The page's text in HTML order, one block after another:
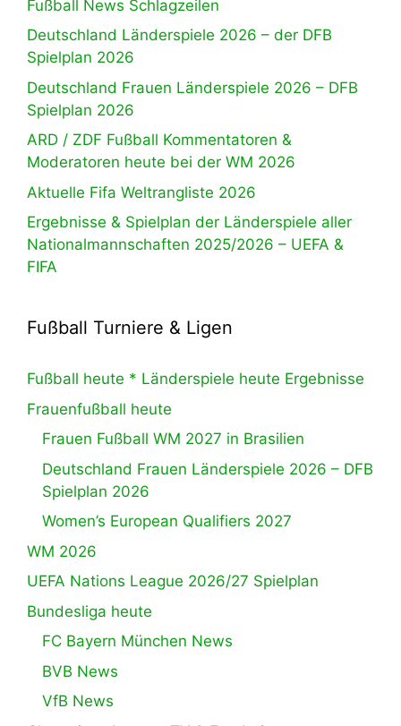
Fußball News Schlagzeilen
Deutschland Länderspiele 2026 – der DFB
Spielplan 2026
Deutschland Frauen Länderspiele 2026 – DFB
Spielplan 2026
ARD / ZDF Fußball Kommentatoren &
Moderatoren heute bei der WM 2026
Aktuelle Fifa Weltrangliste 2026
Ergebnisse & Spielplan der Länderspiele aller
Nationalmannschaften 2025/2026 – UEFA &
FIFA
Fußball Turniere & Ligen
Fußball heute * Länderspiele heute Ergebnisse
Frauenfußball heute
Frauen Fußball WM 2027 in Brasilien
Deutschland Frauen Länderspiele 2026 – DFB
Spielplan 2026
Women’s European Qualifiers 2027
WM 2026
UEFA Nations League 2026/27 Spielplan
Bundesliga heute
FC Bayern München News
BVB News
VfB News